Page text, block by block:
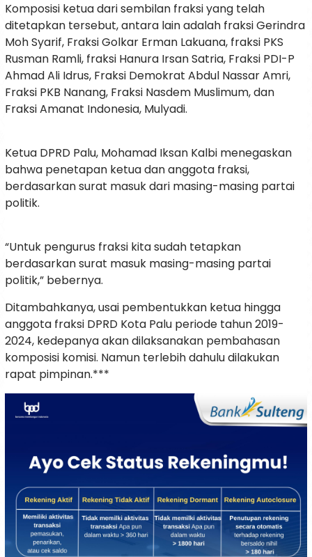
Komposisi ketua dari sembilan fraksi yang telah
ditetapkan tersebut, antara lain adalah fraksi Gerindra
Moh Syarif, Fraksi Golkar Erman Lakuana, fraksi PKS
Rusman Ramli, fraksi Hanura Irsan Satria, Fraksi PDI-P
Ahmad Ali Idrus, Fraksi Demokrat Abdul Nassar Amri,
Fraksi PKB Nanang, Fraksi Nasdem Muslimum, dan
Fraksi Amanat Indonesia, Mulyadi.
Ketua DPRD Palu, Mohamad Iksan Kalbi menegaskan
bahwa penetapan ketua dan anggota fraksi,
berdasarkan surat masuk dari masing-masing partai
politik.
“Untuk pengurus fraksi kita sudah tetapkan
berdasarkan surat masuk masing-masing partai
politik,” bebernya.
Ditambahkanya, usai pembentukkan ketua hingga
anggota fraksi DPRD Kota Palu periode tahun 2019-
2024, kedepanya akan dilaksanakan pembahasan
komposisi komisi. Namun terlebih dahulu dilakukan
rapat pimpinan.***